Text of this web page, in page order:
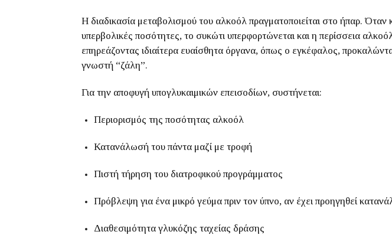
Η διαδικασία μεταβολισμού του αλκοόλ πραγματοποιείται στο ήπαρ. Όταν
υπερβολικές ποσότητες, το συκώτι υπερφορτώνεται και η περίσσεια
επηρεάζοντας ιδιαίτερα ευαίσθητα όργανα, όπως ο εγκέφαλος,
γνωστή “ζάλη”.
Για την αποφυγή υπογλυκαιμικών επεισοδίων, συστήνεται:
Περιορισμός της ποσότητας αλκοόλ
Κατανάλωσή του πάντα μαζί με τροφή
Πιστή τήρηση του διατροφικού προγράμματος
Πρόβλεψη για ένα μικρό γεύμα πριν τον ύπνο, αν έχει προηγηθεί
Διαθεσιμότητα γλυκόζης ταχείας δράσης